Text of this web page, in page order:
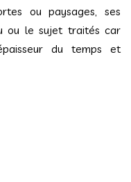
ou paysages, ses
ou le sujet traités car
du temps et